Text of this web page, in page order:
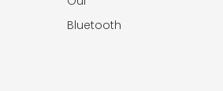
Bluetooth